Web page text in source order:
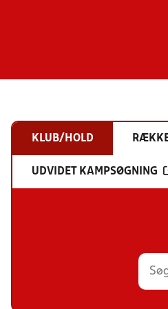
KLUB/HOLD
UDVIDET KAMPSØGNING